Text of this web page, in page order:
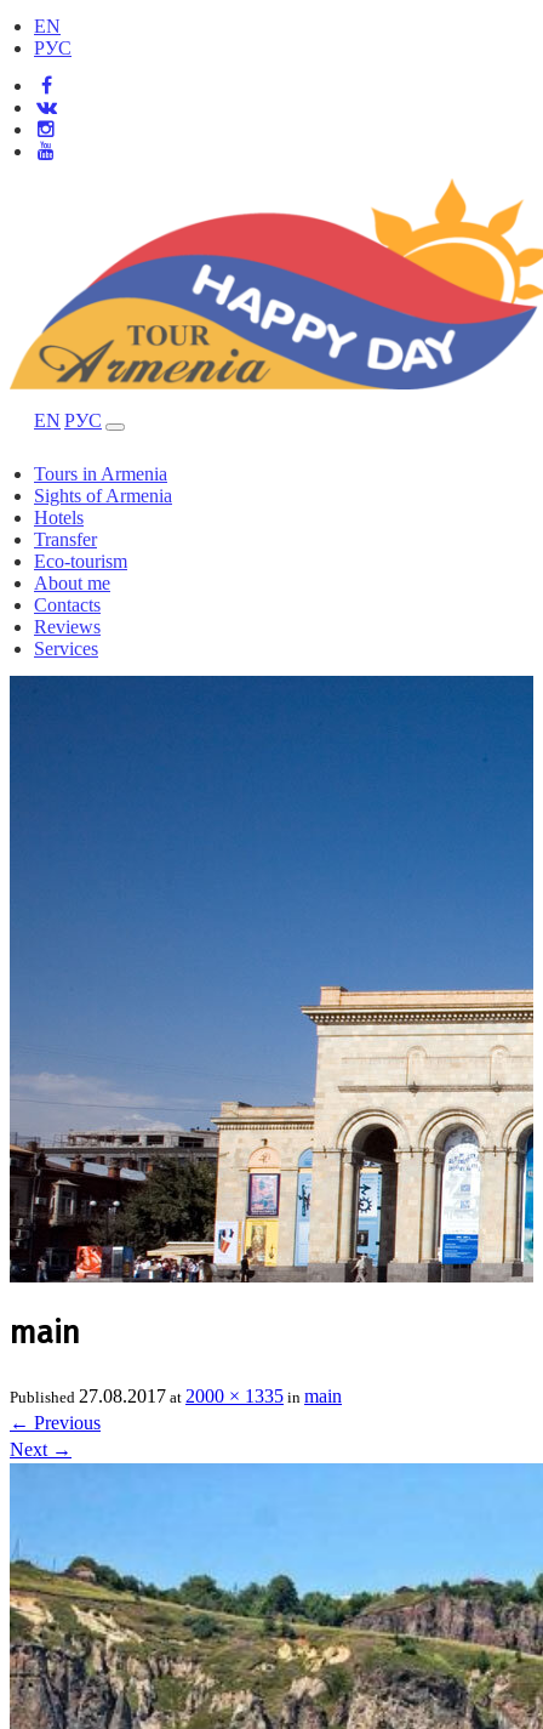
EN
РУС
EN РУС
Tours in Armenia
Sights of Armenia
Hotels
Transfer
Eco-tourism
About me
Contacts
Reviews
Services
main
Published 27.08.2017 at 2000 × 1335 in main
← Previous
Next →